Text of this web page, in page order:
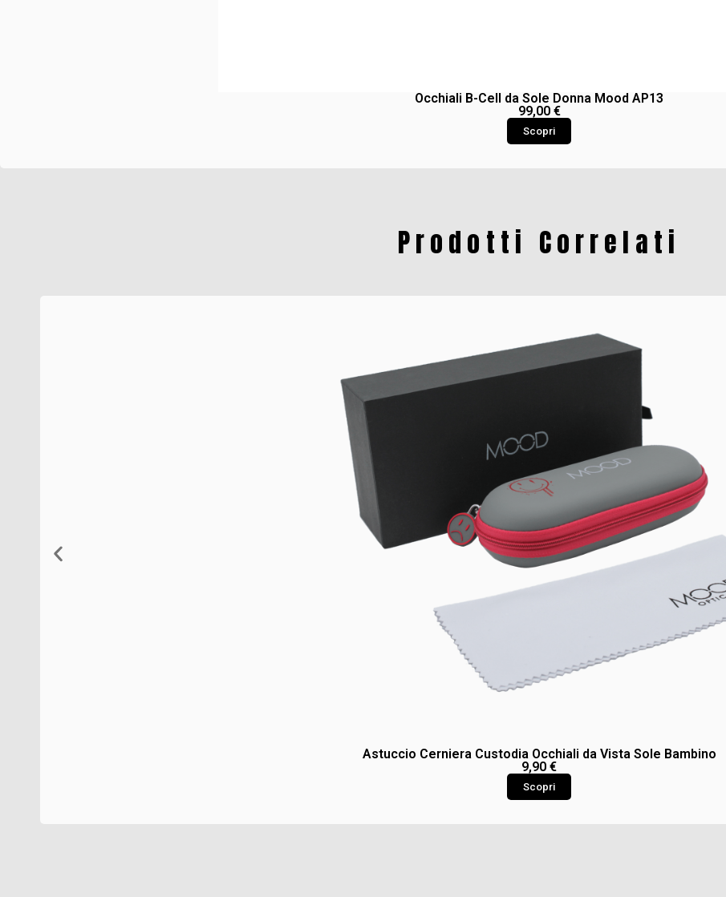
Occhiali B-Cell da Sole Donna Mood AP13
99,00 €
Scopri
Prodotti Correlati
Astuccio Cerniera Custodia Occhiali da Vista Sole Bambino
9,90 €
Scopri